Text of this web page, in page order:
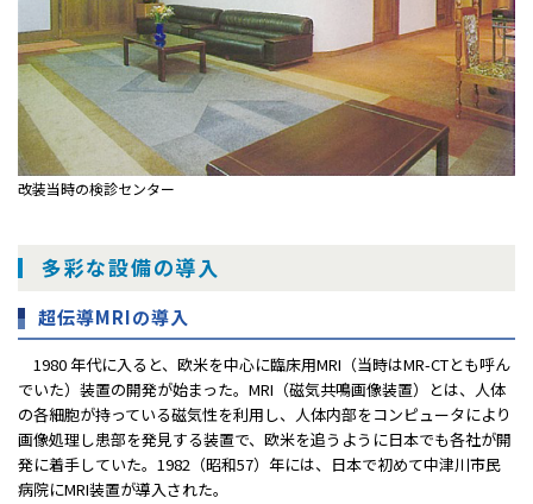
改装当時の検診センター
多彩な設備の導入
超伝導MRIの導入
1980 年代に入ると、欧米を中心に臨床用MRI（当時はMR-CTとも呼ん
でいた）装置の開発が始まった。MRI（磁気共鳴画像装置）とは、人体
の各細胞が持っている磁気性を利用し、人体内部をコンピュータにより
画像処理し患部を発見する装置で、欧米を追うように日本でも各社が開
発に着手していた。1982（昭和57）年には、日本で初めて中津川市民
病院にMRI装置が導入された。